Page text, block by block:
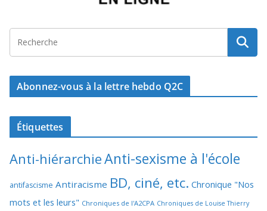
Abonnez-vous à la lettre hebdo Q2C
Étiquettes
Anti-hiérarchieAnti-sexisme à l'école
antifascisme Antiracisme BD, ciné, etc. Chronique "Nos
mots et les leurs" Chroniques de l'A2CPA Chroniques de Louise Thierry